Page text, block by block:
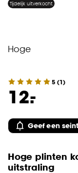
Tijdelijk uitverkocht
Hoge
5 (1)
12.
-
Geef een
Hoge plinten
uitstraling